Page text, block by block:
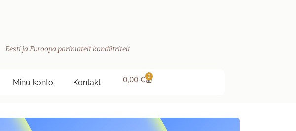
Eesti ja Euroopa parimatelt kondiitritelt
Minu konto Kontakt 0,00 € 0